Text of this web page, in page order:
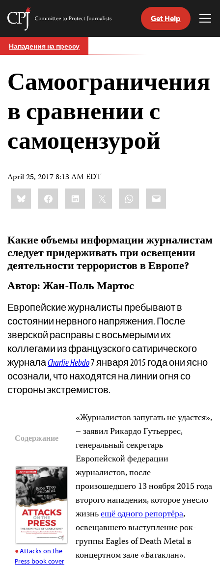
Skip
to
Committee
Protect
Journalists
Get Help
Нападения на прессу
Самоограничения
в сравнении с
самоцензурой
April 25, 2017 8:13 AM EDT
Share
this:BlueskyFacebookLinkedIn WhatsApp
Email
Какие объемы информации журналистам
следует придерживать при освещении
деятельности террористов в Европе?
Автор: Жан-Поль Мартос
Европейские журналисты пребывают в
состоянии нервного напряжения. После
зверской расправы с восьмерыми их
коллегами из французского сатирического
журналаCharlie Hebdo7 января 2015 года они ясно
осознали, что находятся на линии огня со
стороны экстремистов.
Содержание
Attacks on the
Press book cover
«Журналистов запугать не удастся»,
– заявил Рикардо Гутьеррес,
генеральный секретарь
Европейской федерации
журналистов, после
произошедшего 13 ноября 2015 года
второго нападения, которое унесло
жизньещё одного репортёра,
освещавшего выступление рок-
группы Eagles of Death Metal в
концертном зале «Батаклан».